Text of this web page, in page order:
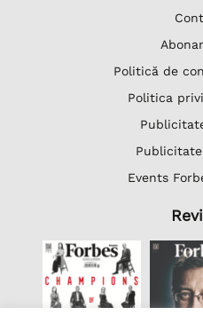
Politică de
Politica
Events